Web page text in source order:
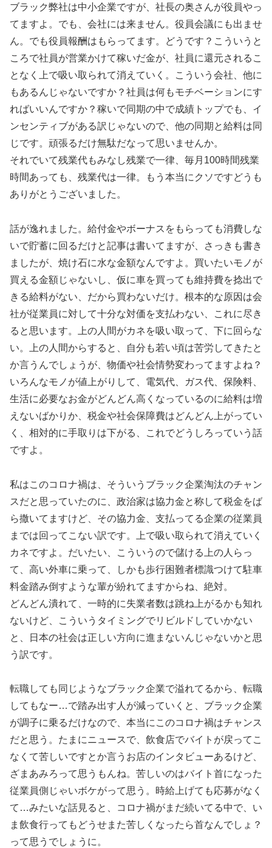
ブラック弊社は中小企業ですが、社長の奥さんが役員やっ
てますよ。でも、会社には来ません。役員会議にも出ませ
ん。でも役員報酬はもらってます。どうです？こういうと
ころで社員が営業かけて稼いだ金が、社員に還元されるこ
となく上で吸い取られて消えていく。こういう会社、他に
もあるんじゃないですか？社員は何もモチベーションにす
ればいいんですか？稼いで同期の中で成績トップでも、イ
ンセンティブがある訳じゃないので、他の同期と給料は同
じです。頑張るだけ無駄だなって思いませんか。
それでいて残業代もみなし残業で一律、毎月100時間残業
時間あっても、残業代は一律。もう本当にクソですどうも
ありがとうございました。
話が逸れました。給付金やボーナスをもらっても消費しな
いで貯蓄に回るだけと記事は書いてますが、さっきも書き
ましたが、焼け石に水な金額なんですよ。買いたいモノが
買える金額じゃないし、仮に車を買っても維持費を捻出で
きる給料がない、だから買わないだけ。根本的な原因は会
社が従業員に対して十分な対価を支払わない、これに尽き
ると思います。上の人間がカネを吸い取って、下に回らな
い。上の人間からすると、自分も若い頃は苦労してきたと
か言うんでしょうが、物価や社会情勢変わってますよね？
いろんなモノが値上がりして、電気代、ガス代、保険料、
生活に必要なお金がどんどん高くなっているのに給料は増
えないばかりか、税金や社会保障費はどんどん上がってい
く、相対的に手取りは下がる、これでどうしろっていう話
ですよ。
私はこのコロナ禍は、そういうブラック企業淘汰のチャン
スだと思っていたのに、政治家は協力金と称して税金をば
ら撒いてますけど、その協力金、支払ってる企業の従業員
までは回ってこない訳です。上で吸い取られて消えていく
カネですよ。だいたい、こういうので儲ける上の人らっ
て、高い外車に乗って、しかも歩行困難者標識つけて駐車
料金踏み倒すような輩が紛れてますからね、絶対。
どんどん潰れて、一時的に失業者数は跳ね上がるかも知れ
ないけど、こういうタイミングでリビルドしていかない
と、日本の社会は正しい方向に進まないんじゃないかと思
う訳です。
転職しても同じようなブラック企業で溢れてるから、転職
してもなー…で踏み出す人が減っていくと、ブラック企業
が調子に乗るだけなので、本当にこのコロナ禍はチャンス
だと思う。たまにニュースで、飲食店でバイトが戻ってこ
なくて苦しいですとか言うお店のインタビューあるけど、
ざまあみろって思うもんね。苦しいのはバイト首になった
従業員側じゃいボケがって思う。時給上げても応募がなく
て…みたいな話見ると、コロナ禍がまだ続いてる中で、い
ま飲食行ってもどうせまた苦しくなったら首なんでしょ？
って思うでしょうに。